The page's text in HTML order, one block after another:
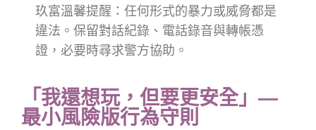
玖富溫馨提醒：任何形式的暴力或威脅都是
違法。保留對話紀錄、電話錄音與轉帳憑
證，必要時尋求警方協助。
「我還想玩，但要更安全」—
最小風險版行為守則